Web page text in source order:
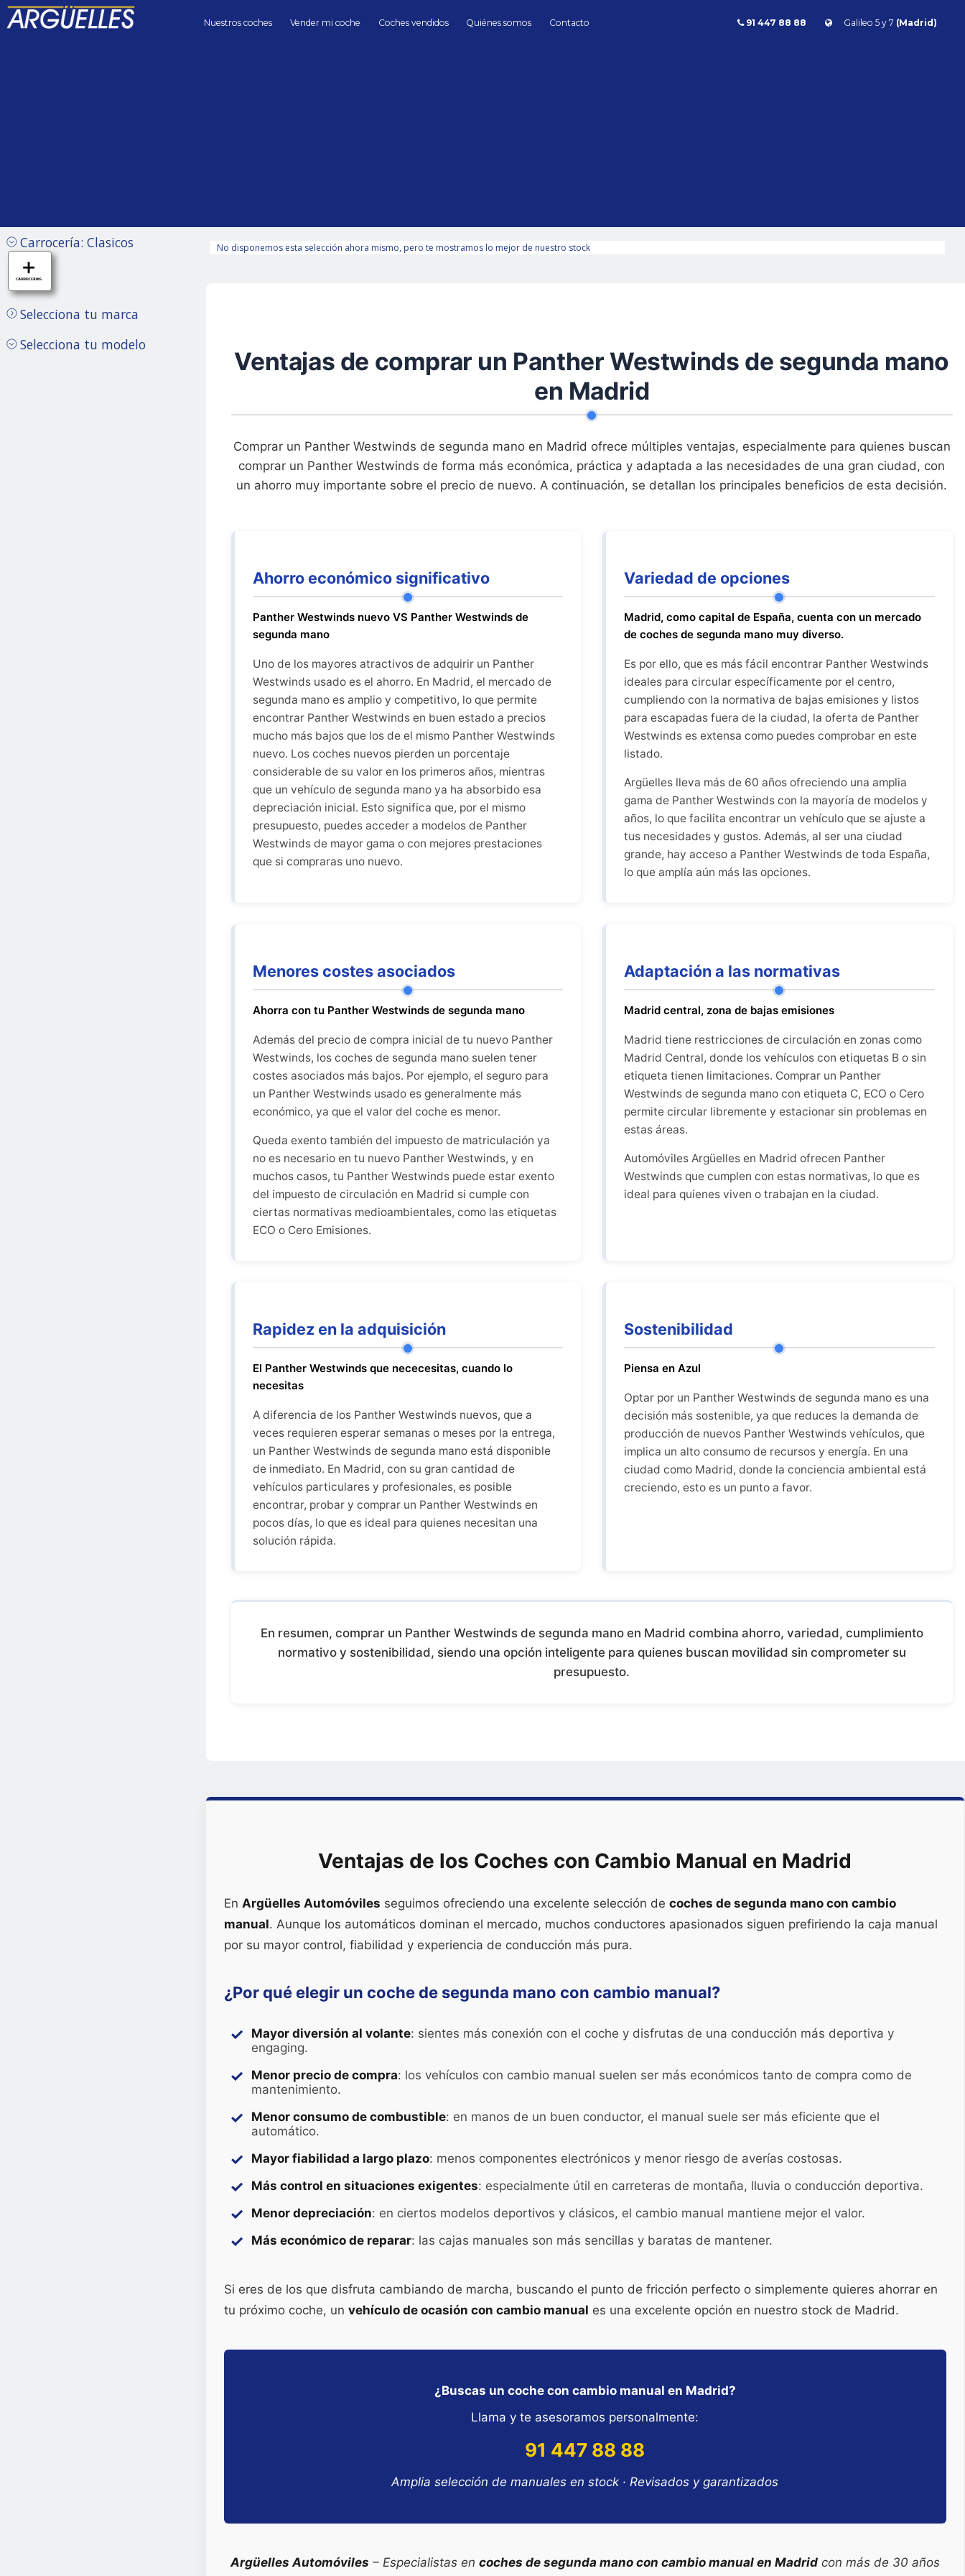
Nuestros coches Vender mi coche Coches vendidos Quiénes somos Contacto 91 447 88 88 Galileo 5 y 7 (Madrid)
No disponemos esta selección ahora mismo, pero te mostramos lo mejor de nuestro stock
Ventajas de comprar un Panther Westwinds de segunda mano
en Madrid
Comprar un Panther Westwinds de segunda mano en Madrid ofrece múltiples ventajas, especialmente para quienes buscan
comprar un Panther Westwinds de forma más económica, práctica y adaptada a las necesidades de una gran ciudad, con
un ahorro muy importante sobre el precio de nuevo. A continuación, se detallan los principales beneficios de esta decisión.
Ahorro económico significativo
Panther Westwinds nuevo VS Panther Westwinds de
segunda mano
Uno de los mayores atractivos de adquirir un Panther
Westwinds usado es el ahorro. En Madrid, el mercado de
segunda mano es amplio y competitivo, lo que permite
encontrar Panther Westwinds en buen estado a precios
mucho más bajos que los de el mismo Panther Westwinds
nuevo. Los coches nuevos pierden un porcentaje
considerable de su valor en los primeros años, mientras
que un vehículo de segunda mano ya ha absorbido esa
depreciación inicial. Esto significa que, por el mismo
presupuesto, puedes acceder a modelos de Panther
Westwinds de mayor gama o con mejores prestaciones
que si compraras uno nuevo.
Variedad de opciones
Madrid, como capital de España, cuenta con un mercado
de coches de segunda mano muy diverso.
Es por ello, que es más fácil encontrar Panther Westwinds
ideales para circular específicamente por el centro,
cumpliendo con la normativa de bajas emisiones y listos
para escapadas fuera de la ciudad, la oferta de Panther
Westwinds es extensa como puedes comprobar en este
listado.
Argüelles lleva más de 60 años ofreciendo una amplia
gama de Panther Westwinds con la mayoría de modelos y
años, lo que facilita encontrar un vehículo que se ajuste a
tus necesidades y gustos. Además, al ser una ciudad
grande, hay acceso a Panther Westwinds de toda España,
lo que amplía aún más las opciones.
Menores costes asociados
Ahorra con tu Panther Westwinds de segunda mano
Además del precio de compra inicial de tu nuevo Panther
Westwinds, los coches de segunda mano suelen tener
costes asociados más bajos. Por ejemplo, el seguro para
un Panther Westwinds usado es generalmente más
económico, ya que el valor del coche es menor.
Queda exento también del impuesto de matriculación ya
no es necesario en tu nuevo Panther Westwinds, y en
muchos casos, tu Panther Westwinds puede estar exento
del impuesto de circulación en Madrid si cumple con
ciertas normativas medioambientales, como las etiquetas
ECO o Cero Emisiones.
Adaptación a las normativas
Madrid central, zona de bajas emisiones
Madrid tiene restricciones de circulación en zonas como
Madrid Central, donde los vehículos con etiquetas B o sin
etiqueta tienen limitaciones. Comprar un Panther
Westwinds de segunda mano con etiqueta C, ECO o Cero
permite circular libremente y estacionar sin problemas en
estas áreas.
Automóviles Argüelles en Madrid ofrecen Panther
Westwinds que cumplen con estas normativas, lo que es
ideal para quienes viven o trabajan en la ciudad.
Rapidez en la adquisición
El Panther Westwinds que nececesitas, cuando lo
necesitas
A diferencia de los Panther Westwinds nuevos, que a
veces requieren esperar semanas o meses por la entrega,
un Panther Westwinds de segunda mano está disponible
de inmediato. En Madrid, con su gran cantidad de
vehículos particulares y profesionales, es posible
encontrar, probar y comprar un Panther Westwinds en
pocos días, lo que es ideal para quienes necesitan una
solución rápida.
Sostenibilidad
Piensa en Azul
Optar por un Panther Westwinds de segunda mano es una
decisión más sostenible, ya que reduces la demanda de
producción de nuevos Panther Westwinds vehículos, que
implica un alto consumo de recursos y energía. En una
ciudad como Madrid, donde la conciencia ambiental está
creciendo, esto es un punto a favor.
En resumen, comprar un Panther Westwinds de segunda mano en Madrid combina ahorro, variedad, cumplimiento
normativo y sostenibilidad, siendo una opción inteligente para quienes buscan movilidad sin comprometer su
presupuesto.
Ventajas de los Coches con Cambio Manual en Madrid
En Argüelles Automóviles seguimos ofreciendo una excelente selección de coches de segunda mano con cambio
manual. Aunque los automáticos dominan el mercado, muchos conductores apasionados siguen prefiriendo la caja manual
por su mayor control, fiabilidad y experiencia de conducción más pura.
¿Por qué elegir un coche de segunda mano con cambio manual?
Mayor diversión al volante: sientes más conexión con el coche y disfrutas de una conducción más deportiva y
engaging.
Menor precio de compra: los vehículos con cambio manual suelen ser más económicos tanto de compra como de
mantenimiento.
Menor consumo de combustible: en manos de un buen conductor, el manual suele ser más eficiente que el
automático.
Mayor fiabilidad a largo plazo: menos componentes electrónicos y menor riesgo de averías costosas.
Más control en situaciones exigentes: especialmente útil en carreteras de montaña, lluvia o conducción deportiva.
Menor depreciación: en ciertos modelos deportivos y clásicos, el cambio manual mantiene mejor el valor.
Más económico de reparar: las cajas manuales son más sencillas y baratas de mantener.
Si eres de los que disfruta cambiando de marcha, buscando el punto de fricción perfecto o simplemente quieres ahorrar en
tu próximo coche, un vehículo de ocasión con cambio manual es una excelente opción en nuestro stock de Madrid.
¿Buscas un coche con cambio manual en Madrid?
Llama y te asesoramos personalmente:
91 447 88 88
Amplia selección de manuales en stock · Revisados y garantizados
Argüelles Automóviles – Especialistas en coches de segunda mano con cambio manual en Madridcon más de 30 años
Carrocería: Clasicos
Selecciona tu marca
Selecciona tu modelo